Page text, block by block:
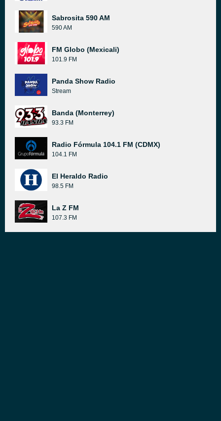
Sabrosita 590 AM
590 AM
FM Globo (Mexicali)
101.9 FM
Panda Show Radio
Stream
Banda (Monterrey)
93.3 FM
Radio Fórmula 104.1 FM (CDMX)
104.1 FM
El Heraldo Radio
98.5 FM
La Z FM
107.3 FM